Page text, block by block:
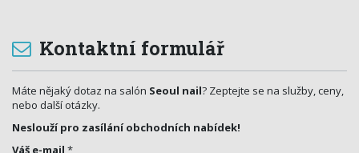
Kontaktní formulář
Máte nějaký dotaz na salón Seoul nail? Zeptejte se na služby, ceny,
nebo další otázky.
Neslouží pro zasílání obchodních nabídek!
Váš e-mail *